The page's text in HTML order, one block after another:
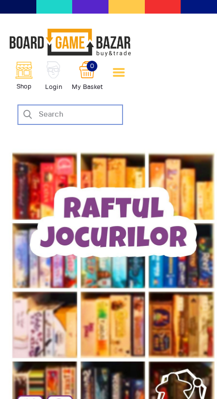
Shop Login My Basket
0
scambio giochi da tavolo
BoardGameBazar
SHOP
VENDI
CASE EDITRICI
AIUTO
BLOG-NEWS
EVENTI